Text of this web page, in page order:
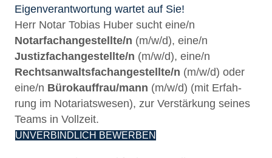
Eigen­ver­ant­wor­tung war­tet auf Sie!
Herr Notar Tobi­as Huber sucht eine/n
Notarfachangestellte/n (m/w/d), eine/n
Justizfachangestellte/n (m/w/d), eine/n
Rechtsanwaltsfachangestellte/n (m/w/d) oder
eine/n Bürokauffrau/mann (m/w/d) (mit Erfah­
rung im Nota­ri­ats­we­sen), zur Ver­stär­kung sei­nes
Teams in Vollzeit.
UNVER­BIND­LICH BEWERBEN